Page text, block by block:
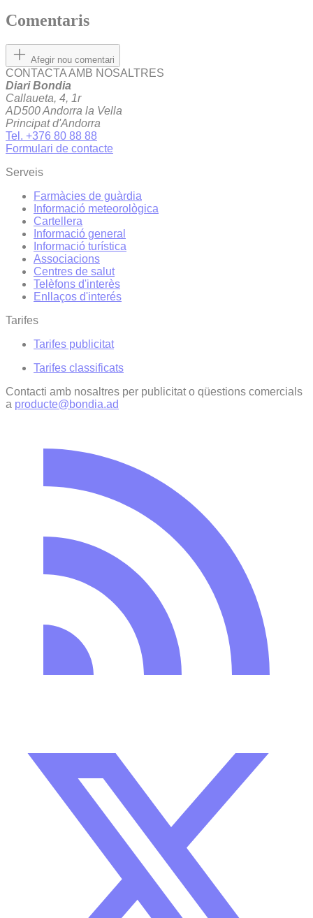
Comentaris
Afegir nou comentari
CONTACTA AMB NOSALTRES
Diari Bondia
Callaueta, 4, 1r
AD500 Andorra la Vella
Principat d'Andorra
Tel. +376 80 88 88
Formulari de contacte
Serveis
Farmàcies de guàrdia
Informació meteorològica
Cartellera
Informació general
Informació turística
Associacions
Centres de salut
Telèfons d'interès
Enllaços d'interés
Tarifes
Tarifes publicitat
Tarifes classificats
Contacti amb nosaltres per publicitat o qüestions comercials
a producte@bondia.ad